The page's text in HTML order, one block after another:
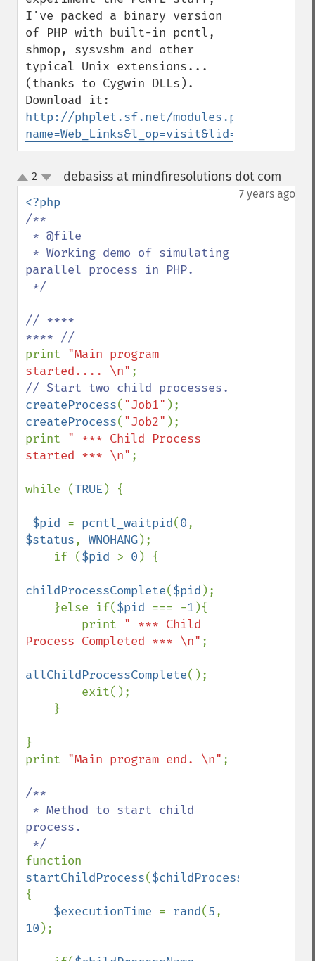
I've packed a binary version
of PHP with built-in pcntl,
shmop, sysvshm and other
typical Unix extensions...
(thanks to Cygwin DLLs).
http://phplet.sf.net/modules.php?
name=Web_Links&l_op=visit&lid=4
up
down
2 debasiss at mindfiresolutions dot com
7 years ago
/**
parallel process in PHP.
// ****
print "Main program
started.... \n"
createProcess( "Job1"
createProcess( "Job2" );
print " *** Child Process
started *** \n" ;
while (TRUE ) {
$pid = pcntl_waitpid(0
$status, WNOHANG);
    if (
$pid > 0 ) {
childProcessComplete($pid );
    }else if(
$pid === -1 ){
        print
" *** Child
Process Completed *** \n" ;
allChildProcessComplete();
}
print "Main program end. \n" ;
/**
process.
startChildProcess($childProcessName
{
$executionTime = rand(5
10 );